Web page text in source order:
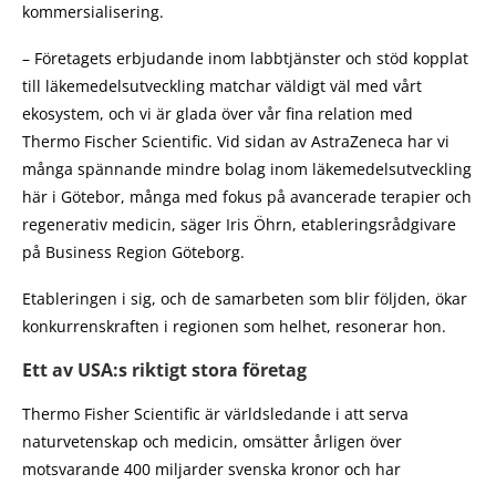
kommersialisering.
– Företagets erbjudande inom labbtjänster och stöd kopplat
till läkemedelsutveckling matchar väldigt väl med vårt
ekosystem, och vi är glada över vår fina relation med
Thermo Fischer Scientific. Vid sidan av AstraZeneca har vi
många spännande mindre bolag inom läkemedelsutveckling
här i Götebor, många med fokus på avancerade terapier och
regenerativ medicin, säger Iris Öhrn, etableringsrådgivare
på Business Region Göteborg.
Etableringen i sig, och de samarbeten som blir följden, ökar
konkurrenskraften i regionen som helhet, resonerar hon.
Ett av USA:s riktigt stora företag
Thermo Fisher Scientific är världsledande i att serva
naturvetenskap och medicin, omsätter årligen över
motsvarande 400 miljarder svenska kronor och har